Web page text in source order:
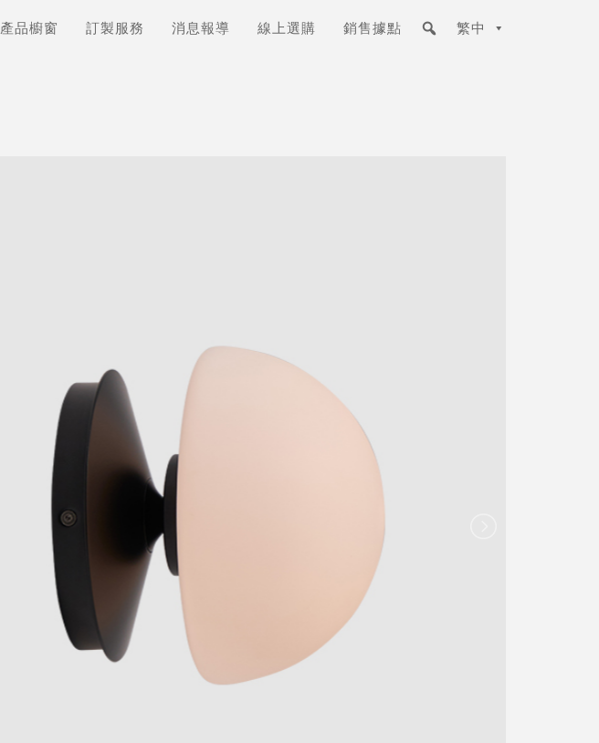
產品櫥窗 訂製服務 消息報導 線上選購 銷售據點 繁中